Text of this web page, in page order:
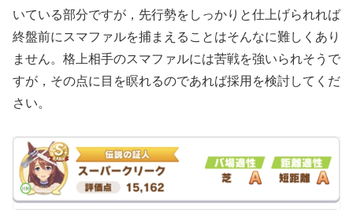
いている部分ですが，先行勢をしっかりと仕上げられれば
終盤前にスマファルを捕まえることはそんなに難しくあり
ません。格上相手のスマファルには苦戦を強いられそうで
すが，その点に目を瞑れるのであれば採用を検討してくだ
さい。